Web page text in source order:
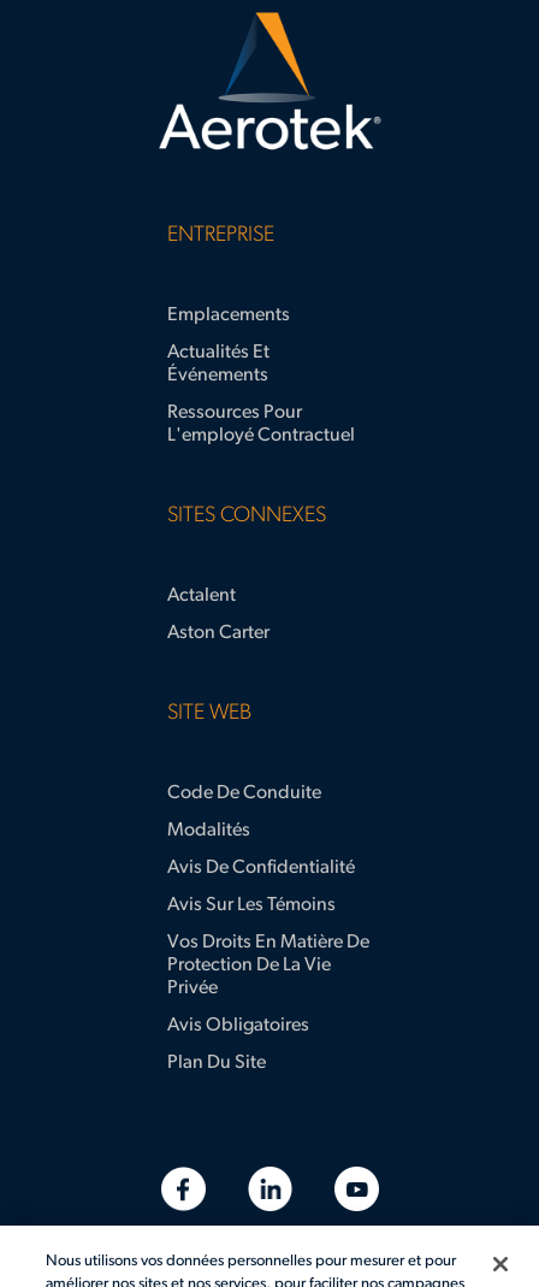
ENTREPRISE
Emplacements
Actualités Et
Événements
Ressources Pour
L'employé Contractuel
SITES CONNEXES
Actalent
Aston Carter
SITE WEB
Code De Conduite
Modalités
Avis De Confidentialité
Avis Sur Les Témoins
Vos Droits En Matière De
Protection De La Vie
Privée
Avis Obligatoires
Plan Du Site
Nous utilisons vos données personnelles pour mesurer et pour